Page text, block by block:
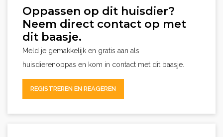
Oppassen op dit huisdier?
Neem direct contact op met
dit baasje.
Meld je gemakkelijk en gratis aan als
huisdierenoppas en kom in contact met dit baasje.
REGISTREREN EN REAGEREN